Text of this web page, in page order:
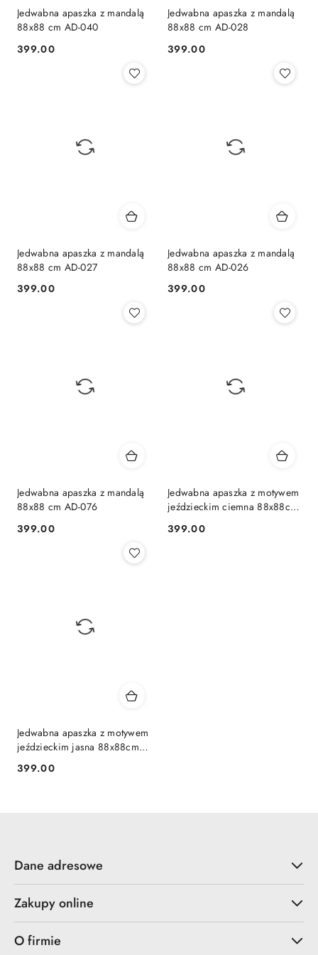
Jedwabna apaszka z mandalą
88x88 cm AD-040
Cena:
399.00
Jedwabna apaszka z mandalą
88x88 cm AD-028
Cena:
399.00
Jedwabna apaszka z mandalą
88x88 cm AD-027
Cena:
399.00
Jedwabna apaszka z mandalą
88x88 cm AD-026
Cena:
399.00
Jedwabna apaszka z mandalą
88x88 cm AD-076
Cena:
399.00
Jedwabna apaszka z motywem
jeździeckim ciemna 88x88cm
Cena:
399.00
Jedwabna apaszka z motywem
jeździeckim jasna 88x88cm
Cena:
399.00
Dane adresowe
Zakupy online
O firmie